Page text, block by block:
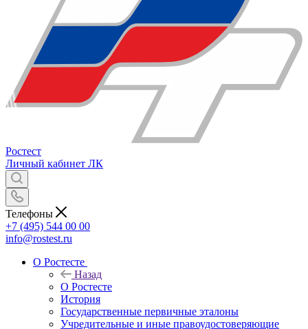
Ростест
Личный кабинет ЛК
Телефоны
+7 (495) 544 00 00
info@rostest.ru
О Ростесте
Назад
О Ростесте
История
Государственные первичные эталоны
Учредительные и иные правоудостоверяющие